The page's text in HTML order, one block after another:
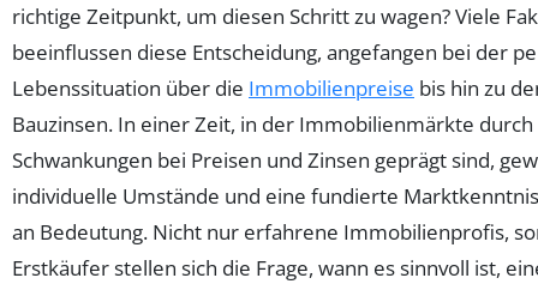
richtige Zeitpunkt, um diesen Schritt zu wagen? Viele
beeinflussen diese Entscheidung, angefangen bei der
Lebenssituation über die Immobilienpreise bis hin zu
Bauzinsen. In einer Zeit, in der Immobilienmärkte durch
Schwankungen bei Preisen und Zinsen geprägt sind,
individuelle Umstände und eine fundierte
an Bedeutung. Nicht nur erfahrene Immobilienprofis,
Erstkäufer stellen sich die Frage, wann es sinnvoll ist,